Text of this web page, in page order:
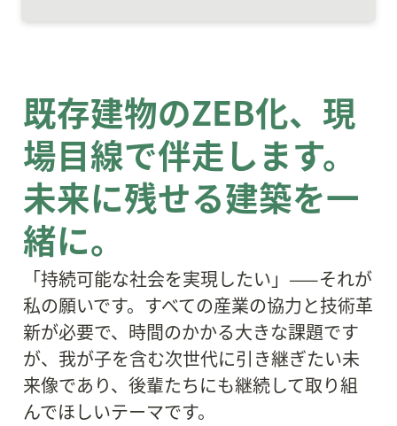
既存建物のZEB化、現
場目線で伴走します。
未来に残せる建築を一
緒に。
「持続可能な社会を実現したい」——それが
私の願いです。すべての産業の協力と技術革
新が必要で、時間のかかる大きな課題です
が、我が子を含む次世代に引き継ぎたい未
来像であり、後輩たちにも継続して取り組
んでほしいテーマです。